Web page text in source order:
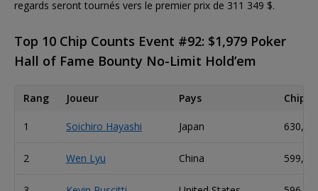
regards seront tournés vers le premier prix de 311 349 $.
Top 10 Chip Counts Event #92: $1,979 Poker
Hall of Fame Bounty No-Limit Hold’em
Rang Joueur Pays Chip
1 Soichiro Hayashi Japan
2 Wen Lyu China